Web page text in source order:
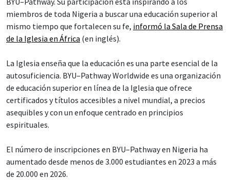
miembros de toda Nigeria a buscar una educación superior al
mismo tiempo que fortalecen su fe, informó la Sala de Prensa
de la Iglesia en África (en inglés).
La Iglesia enseña que la educación es una parte esencial de la
autosuficiencia. BYU–Pathway Worldwide es una organización
de educación superior en línea de la Iglesia que ofrece
certificados y títulos accesibles a nivel mundial, a precios
asequibles y con un enfoque centrado en principios
espirituales.
El número de inscripciones en BYU–Pathway en Nigeria ha
aumentado desde menos de 3.000 estudiantes en 2023 a más
de 20.000 en 2026.